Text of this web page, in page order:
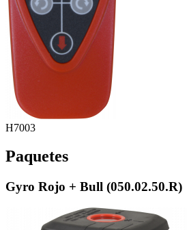
H7003
Paquetes
Gyro Rojo + Bull (050.02.50.R)